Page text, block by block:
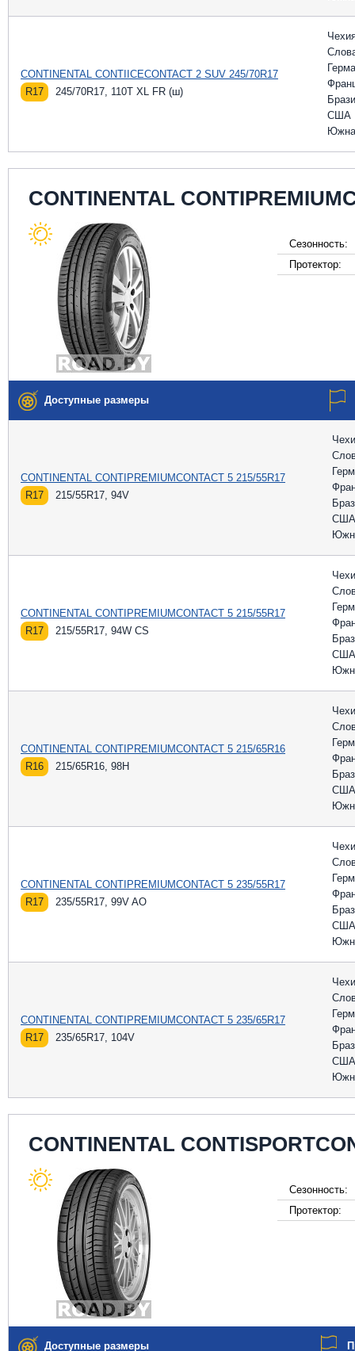
CONTINENTAL CONTIICECONTACT 2 SUV 245/70R17
R17
245/70R17, 110T XL FR (ш)
США
CONTINENTAL
Сезонность:
Протектор:
Доступные размеры
CONTINENTAL CONTIPREMIUMCONTACT 5 215/55R17
R17
215/55R17, 94V
США
CONTINENTAL CONTIPREMIUMCONTACT 5 215/55R17
R17
215/55R17, 94W CS
США
CONTINENTAL CONTIPREMIUMCONTACT 5 215/65R16
R16
215/65R16, 98H
США
CONTINENTAL CONTIPREMIUMCONTACT 5 235/55R17
R17
235/55R17, 99V AO
США
CONTINENTAL CONTIPREMIUMCONTACT 5 235/65R17
R17
235/65R17, 104V
США
CONTINENTAL
Сезонность:
Протектор:
Доступные размеры